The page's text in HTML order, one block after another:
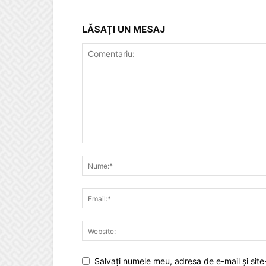
LĂSAȚI UN MESAJ
Salvați numele meu, adresa de e-mail și